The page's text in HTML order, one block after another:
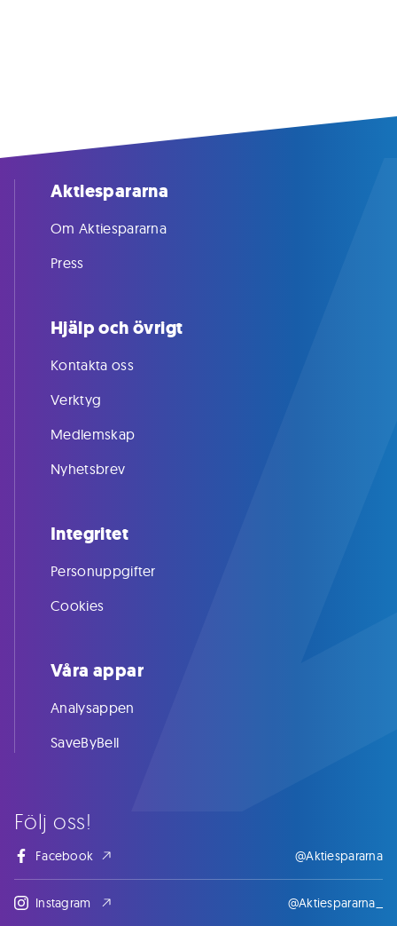
Följ oss!
Facebook @Aktiespararna
Instagram @Aktiespararna_
Aktiespararna
Om Aktiespararna
Press
Hjälp och övrigt
Kontakta oss
Verktyg
Medlemskap
Nyhetsbrev
Integritet
Personuppgifter
Cookies
Våra appar
Analysappen
SaveByBell